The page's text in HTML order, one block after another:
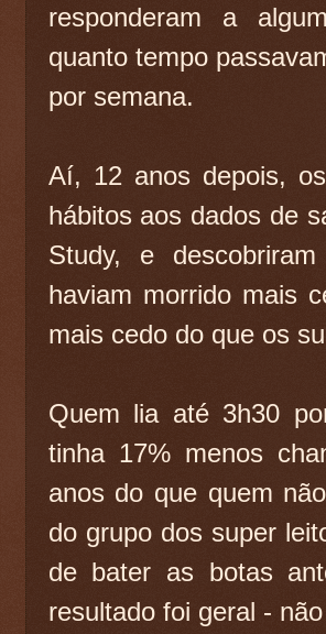
responderam a
quanto tempo
por semana.
Aí, 12 anos depois,
hábitos aos dados de
Study, e
haviam morrido mais
mais cedo do que os
Quem lia até 3h30
tinha 17% menos
anos do que quem
do grupo dos super
de bater as botas
resultado foi geral -